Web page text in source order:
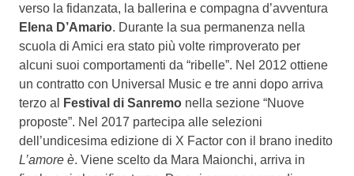
verso la fidanzata, la ballerina e compagna d’avventura
Elena D’Amario. Durante la sua permanenza nella
scuola di Amici era stato più volte rimproverato per
alcuni suoi comportamenti da “ribelle”. Nel 2012 ottiene
un contratto con Universal Music e tre anni dopo arriva
terzo al
Festival di Sanremo nella sezione “Nuove
proposte”. Nel 2017 partecipa alle selezioni
dell’undicesima edizione di X Factor con il brano inedito
L’amore è. Viene scelto da Mara Maionchi, arriva in